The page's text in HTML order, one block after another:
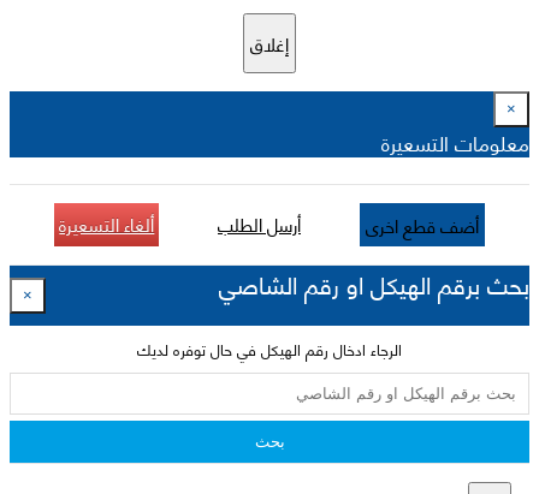
إغلاق
×
معلومات التسعيرة
أضف قطع اخرى أرسل الطلب ألغاء التسعيرة
بحث برقم الهيكل او رقم الشاصي ×
الرجاء ادخال رقم الهيكل في حال توفره لديك
بحث